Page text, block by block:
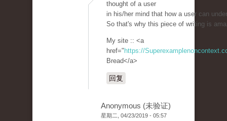
thought of a user
in his/her mind that how a user can
So that's why this piece of writing is
My site :: <a
href=" https://
Bread</a>
回复
Anonymous (未验证)
星期二, 04/23/2019 - 05:57